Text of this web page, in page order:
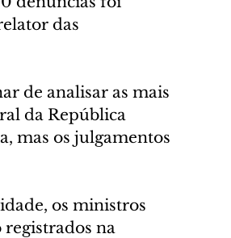
das
de analisar as mais
da República
mas os julgamentos
os ministros
registrados na